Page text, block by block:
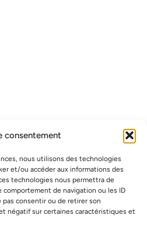
consentement
nous utilisons des technologies
et/ou accéder aux informations des
technologies nous permettra de
de navigation ou les ID
consentir ou de retirer son
négatif sur certaines caractéristiques et
Visa
American Express
PayPal